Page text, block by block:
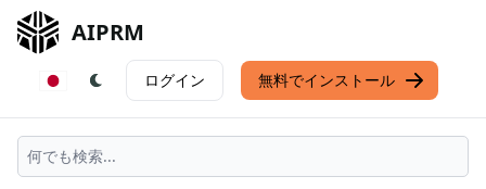
AIPRM
ログイン 無料でインストール